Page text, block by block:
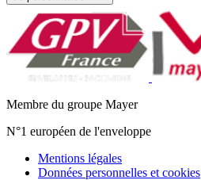
Membre du groupe Mayer
N°1 européen de l'enveloppe
Mentions légales
Données personnelles et cookies